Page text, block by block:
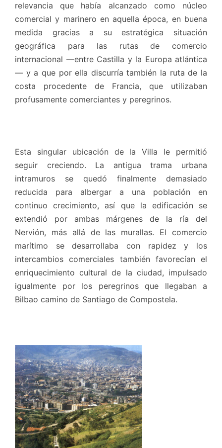
relevancia que había alcanzado como núcleo
comercial y marinero en aquella época, en buena
medida gracias a su estratégica situación
geográfica para las rutas de comercio
internacional —entre Castilla y la Europa atlántica
— y a que por ella discurría también la ruta de la
costa procedente de Francia, que utilizaban
profusamente comerciantes y peregrinos.
Esta singular ubicación de la Villa le permitió
seguir creciendo. La antigua trama urbana
intramuros se quedó finalmente demasiado
reducida para albergar a una población en
continuo crecimiento, así que la edificación se
extendió por ambas márgenes de la ría del
Nervión, más allá de las murallas. El comercio
marítimo se desarrollaba con rapidez y los
intercambios comerciales también favorecían el
enriquecimiento cultural de la ciudad, impulsado
igualmente por los peregrinos que llegaban a
Bilbao camino de Santiago de Compostela.